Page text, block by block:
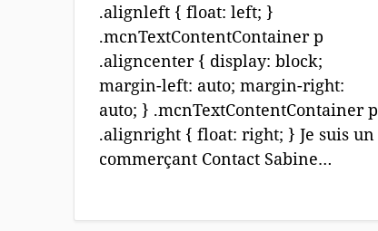
.alignleft { float: left; }
.mcnTextContentContainer p
.aligncenter { display: block;
margin-left: auto; margin-right:
auto; } .mcnTextContentContainer p
.alignright { float: right; } Je suis un
commerçant Contact Sabine…